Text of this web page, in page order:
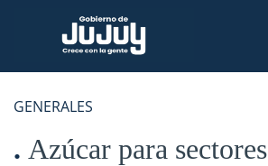
GENERALES
Azúcar para sectores